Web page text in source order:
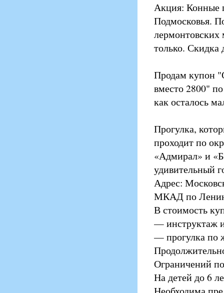
Акция: Конные
Подмосковья.
лермонтовских
только. Скидка
Продам купон
вместо 2800"
как осталось
Прогулка,
проходит по
«Адмирал» и
удивительный
Адрес:
МКАД по
В стоимость
— инструктаж
— прогулка по
Ограничений
На детей до 6